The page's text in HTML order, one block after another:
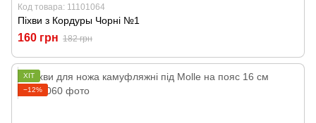
Код товара: 11101064
Піхви з Кордуры Чорні №1
160 грн 182 грн
ХІТ
−12%